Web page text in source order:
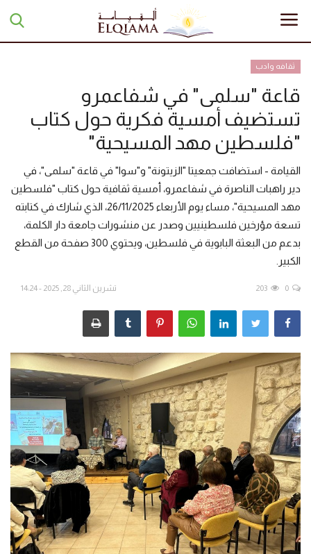
الرئيسية
تبرعات
أخبار
مقالات
اتصل بنا
ثقافه وادب
قاعة "سلمى" في شفاعمرو
تستضيف أمسية فكرية حول كتاب
"فلسطين مهد المسيحية"
القيامة - استضافت جمعيتا "الزيتونة" و"سوا" في قاعة "سلمى"، في
دير راهبات الناصرة في شفاعمرو، أمسية ثقافية حول كتاب "فلسطين
مهد المسيحية"، مساء يوم الأربعاء 26/11/2025، الذي شارك في كتابته
تسعة مؤرخين فلسطينيين وصدر عن منشورات جامعة دار الكلمة،
بدعم من البعثة البابوية في فلسطين، ويحتوي 300 صفحة من القطع
الكبير.
تشرين الثاني 28, 2025 - 14:24 0
203